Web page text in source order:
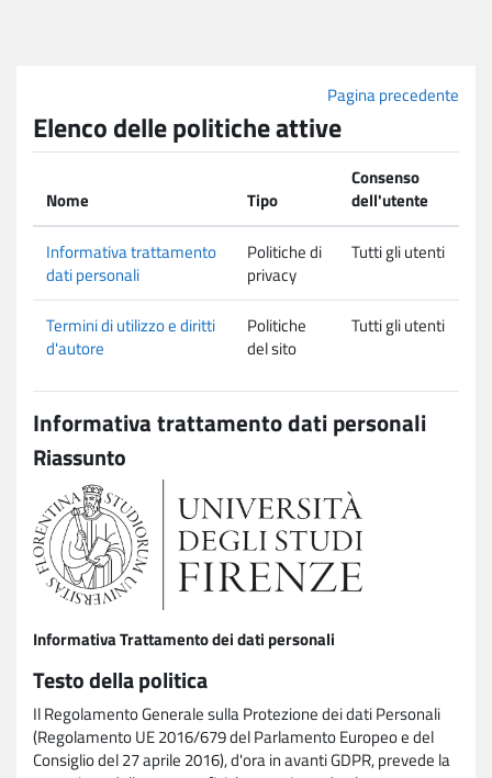
Pagina precedente
Elenco delle politiche attive
Nome Tipo
Consenso
dell'utente
Informativa trattamento
dati personali
Politiche di
privacy
Tutti gli utenti
Termini di utilizzo e diritti
d'autore
Politiche
del sito
Tutti gli utenti
Informativa trattamento dati personali
Riassunto
Informativa Trattamento dei dati personali
Testo della politica
Il Regolamento Generale sulla Protezione dei dati Personali
(Regolamento UE 2016/679 del Parlamento Europeo e del
Consiglio del 27 aprile 2016), d'ora in avanti GDPR, prevede la